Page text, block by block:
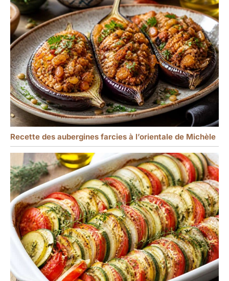
Recette des aubergines farcies à l’orientale de Michèle